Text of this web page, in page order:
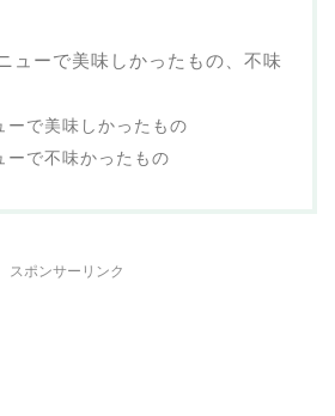
ューで美味しかったもの、不味
ーで美味しかったもの
ーで不味かったもの
スポンサーリンク